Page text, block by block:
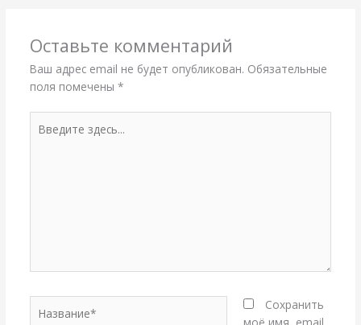
Оставьте комментарий
Ваш адрес email не будет опубликован. Обязательные
поля помечены *
здесь...
Сохранить